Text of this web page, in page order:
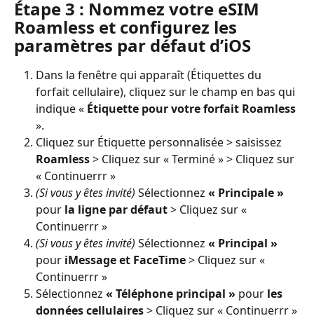
Étape 3 : Nommez votre eSIM
Roamless et configurez les
paramètres par défaut d’iOS
Dans la fenêtre qui apparaît (Étiquettes du
forfait cellulaire), cliquez sur le champ en bas qui
indique « Étiquette pour votre forfait Roamless
».
Cliquez sur Étiquette personnalisée > saisissez
Roamless > Cliquez sur « Terminé » > Cliquez sur
« Continuerrr »
(Si vous y êtes invité) Sélectionnez « Principale »
pour la ligne par défaut > Cliquez sur «
Continuerrr »
(Si vous y êtes invité) Sélectionnez « Principal »
pour iMessage et FaceTime > Cliquez sur «
Continuerrr »
Sélectionnez « Téléphone principal » pour les
données cellulaires > Cliquez sur « Continuerrr »